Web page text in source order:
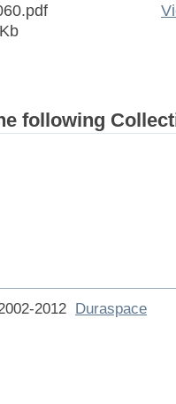
following
2012 Duraspace